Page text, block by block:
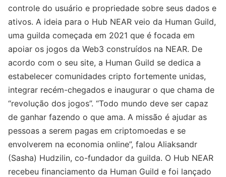
controle do usuário e propriedade sobre seus dados e
ativos. A ideia para o Hub NEAR veio da Human Guild,
uma guilda começada em 2021 que é focada em
apoiar os jogos da Web3 construídos na NEAR. De
acordo com o seu site, a Human Guild se dedica a
estabelecer comunidades cripto fortemente unidas,
integrar recém-chegados e inaugurar o que chama de
“revolução dos jogos”. “Todo mundo deve ser capaz
de ganhar fazendo o que ama. A missão é ajudar as
pessoas a serem pagas em criptomoedas e se
envolverem na economia online”, falou Aliaksandr
(Sasha) Hudzilin, co-fundador da guilda. O Hub NEAR
recebeu financiamento da Human Guild e foi lançado